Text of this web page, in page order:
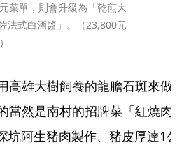
菜單，則會升級為「乾煎大
法式白酒醬」。（23,800元
高雄大樹飼養的龍膽石斑來做
當然是南村的招牌菜「紅燒肉
坑阿生豬肉製作、豬皮厚達1